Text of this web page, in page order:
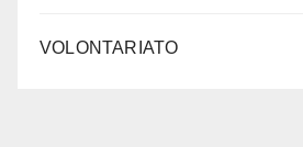
VOLONTARIATO